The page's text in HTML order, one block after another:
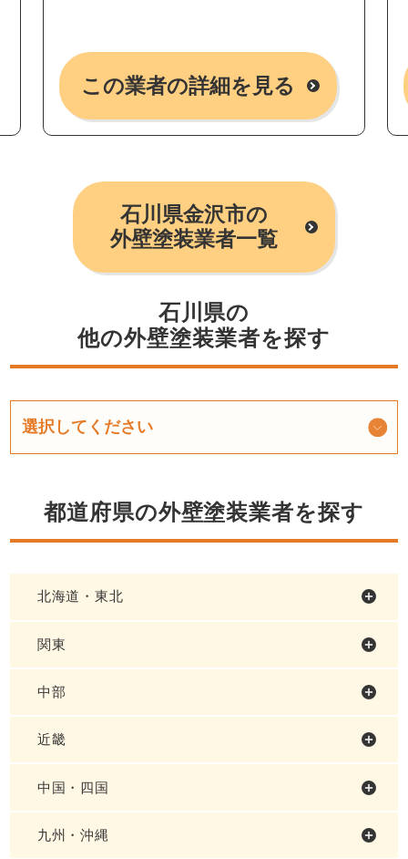
この業者の詳細を見る
石川県金沢市の
外壁塗装業者一覧
石川県の
他の外壁塗装業者を探す
都道府県の外壁塗装業者を探す
北海道・東北
関東
中部
近畿
中国・四国
九州・沖縄